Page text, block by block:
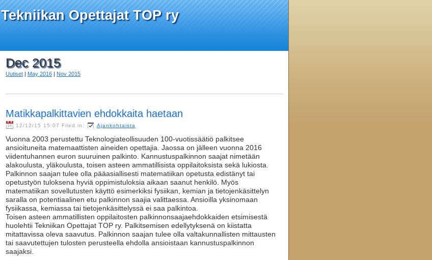
Tekniikan Opettajat TOP ry
Dec 2015
Uutiset | May 2016 | Nov 2015
Matikkapalkittavien ehdokkaita haetaan
12/12/15 15:07 Filed in: Ajankohtaista
Vuonna 2003 perustettu Teknologiateollisuuden 100-vuotissäätiö palkitsee
ansioituneita matemaattisten aineiden opettajia. Jaossa on jälleen vuonna 2016
viidentuhannen euron suuruinen palkinto. Kannustuspalkinnon saajat nimetään
alakoulusta, yläkoulusta, toisen asteen ammatillisista oppilaitoksista sekä lukiosta.
Palkinnon saajan tulee olla pääasiallisesti matematiikan opetusta edistänyt tai
opetustyön tuloksena hyviä oppimistuloksia aikaan saanut henkilö. Myös
matematiikan sovellutusten käyttö esimerkiksi fysiikan, kemian ja tietojenkäsittelyn
saralla on potentiaalinen etu palkinnon saajia valittaessa. Ansioilla yksinomaan
fysiikassa, kemiassa tai tietojenkäsittelyssä ei saa palkintoa.
Toisen asteen ammatillisten oppilaitosten palkinnonsaajaehdokkaiden etsimisestä
huolehtii Tekniikan Opettajat TOP ry. Palkitsemisen edellytyksenä on kiistatta
mitattavissa oleva saavutus. Palkinnon saajan tulee olla valtakunnallisten mittausten
tai saavutettujen tulosten perusteella ehdolla ansioistaan kannustuspalkinnon
saajaksi.